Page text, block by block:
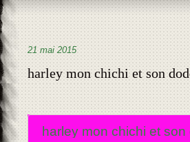
21 mai 2015
harley mon chichi et son
harley mon chichi et